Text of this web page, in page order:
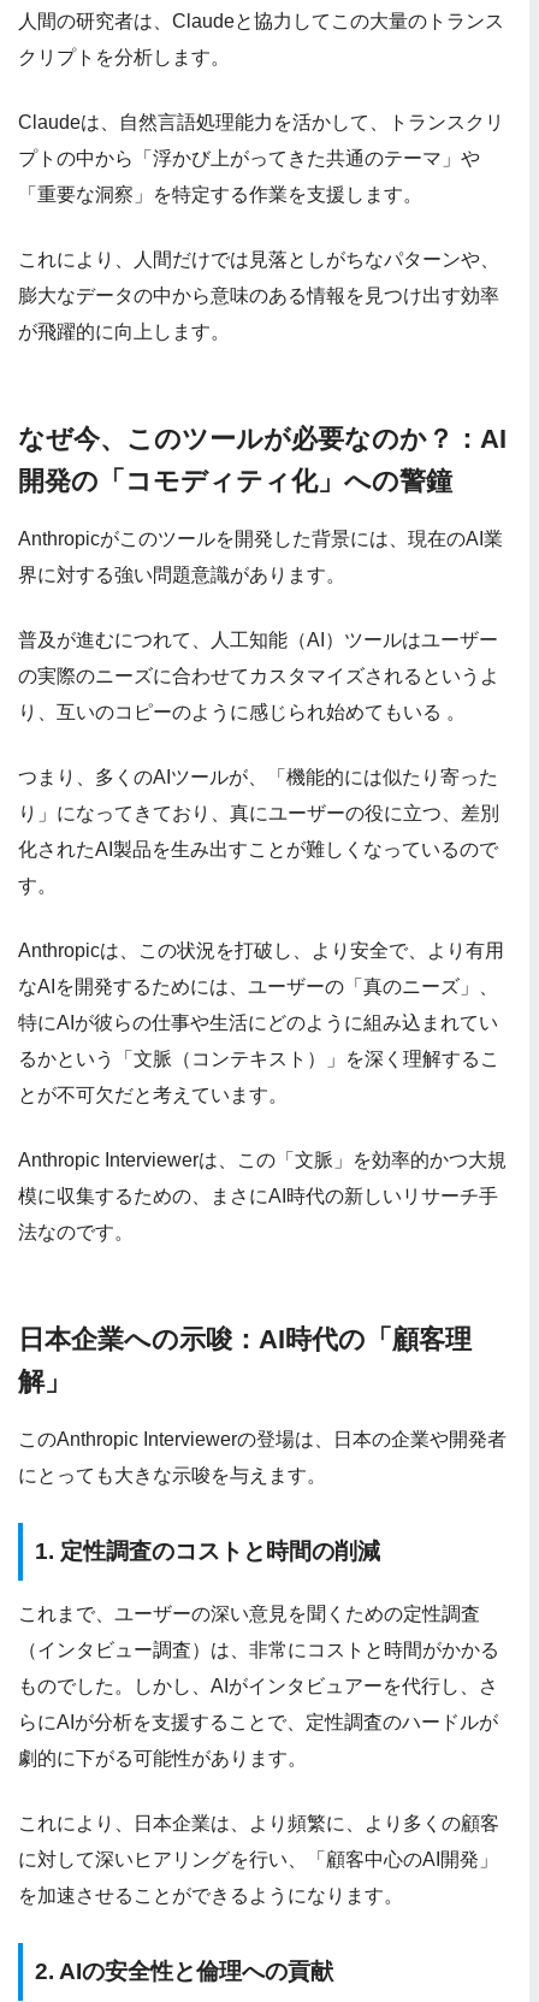
人間の研究者は、Claudeと協力してこの大量のトランス
クリプトを分析します。
Claudeは、自然言語処理能力を活かして、トランスクリ
プトの中から「浮かび上がってきた共通のテーマ」や
「重要な洞察」を特定する作業を支援します。
これにより、人間だけでは見落としがちなパターンや、
膨大なデータの中から意味のある情報を見つけ出す効率
が飛躍的に向上します。
なぜ今、このツールが必要なのか？：AI
開発の「コモディティ化」への警鐘
Anthropicがこのツールを開発した背景には、現在のAI業
界に対する強い問題意識があります。
普及が進むにつれて、人工知能（AI）ツールはユーザー
の実際のニーズに合わせてカスタマイズされるというよ
り、互いのコピーのように感じられ始めてもいる 。
つまり、多くのAIツールが、「機能的には似たり寄った
り」になってきており、真にユーザーの役に立つ、差別
化されたAI製品を生み出すことが難しくなっているので
す。
Anthropicは、この状況を打破し、より安全で、より有用
なAIを開発するためには、ユーザーの「真のニーズ」、
特にAIが彼らの仕事や生活にどのように組み込まれてい
るかという「文脈（コンテキスト）」を深く理解するこ
とが不可欠だと考えています。
Anthropic Interviewerは、この「文脈」を効率的かつ大規
模に収集するための、まさにAI時代の新しいリサーチ手
法なのです。
日本企業への示唆：AI時代の「顧客理
解」
このAnthropic Interviewerの登場は、日本の企業や開発者
にとっても大きな示唆を与えます。
1. 定性調査のコストと時間の削減
これまで、ユーザーの深い意見を聞くための定性調査
（インタビュー調査）は、非常にコストと時間がかかる
ものでした。しかし、AIがインタビュアーを代行し、さ
らにAIが分析を支援することで、定性調査のハードルが
劇的に下がる可能性があります。
これにより、日本企業は、より頻繁に、より多くの顧客
に対して深いヒアリングを行い、「顧客中心のAI開発」
を加速させることができるようになります。
2. AIの安全性と倫理への貢献